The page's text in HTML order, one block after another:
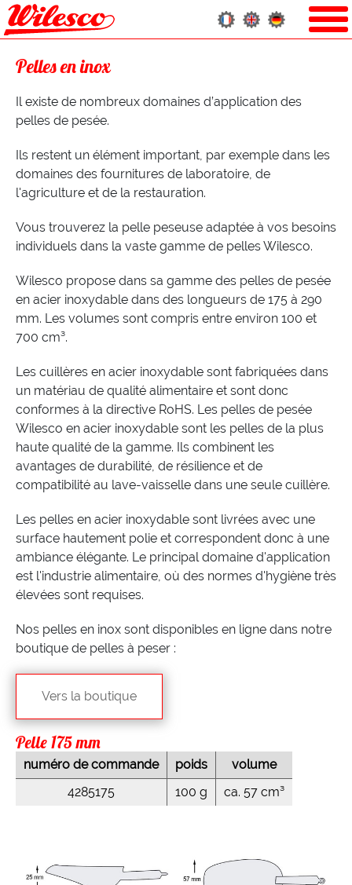
Pelles en inox
Il existe de nombreux domaines d’application des
pelles de pesée.
Ils restent un élément important, par exemple dans les
domaines des fournitures de laboratoire, de
l'agriculture et de la restauration.
Vous trouverez la pelle peseuse adaptée à vos besoins
individuels dans la vaste gamme de pelles Wilesco.
Wilesco propose dans sa gamme des pelles de pesée
en acier inoxydable dans des longueurs de 175 à 290
mm. Les volumes sont compris entre environ 100 et
700 cm³.
Les cuillères en acier inoxydable sont fabriquées dans
un matériau de qualité alimentaire et sont donc
conformes à la directive RoHS. Les pelles de pesée
Wilesco en acier inoxydable sont les pelles de la plus
haute qualité de la gamme. Ils combinent les
avantages de durabilité, de résilience et de
compatibilité au lave-vaisselle dans une seule cuillère.
Les pelles en acier inoxydable sont livrées avec une
surface hautement polie et correspondent donc à une
ambiance élégante. Le principal domaine d'application
est l'industrie alimentaire, où des normes d'hygiène très
élevées sont requises.
Nos pelles en inox sont disponibles en ligne dans notre
boutique de pelles à peser :
Vers la boutique
Pelle 175 mm
numéro de commande poids
volume
4285175
100 g ca. 57 cm³